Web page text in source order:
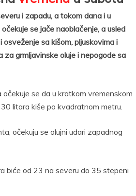
i zapadu, a tokom dana i u
se jače naoblačenje, a usled
sa kišom, pljuskovima i
za grmljavinske oluje i nepogode sa
očekuje se da u kratkom vremenskom
litara kiše po kvadratnom metru.
očekuju se olujni udari zapadnog
biće od 23 na severu do 35 stepeni